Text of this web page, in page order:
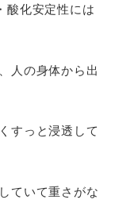
酸化安定性には
人の身体から出
すっと浸透して
ていて重さがな